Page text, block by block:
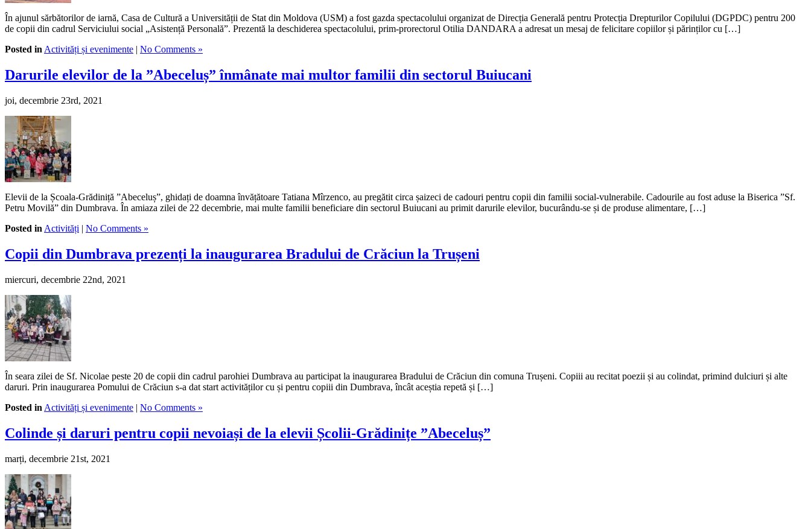
În ajunul sărbătorilor de iarnă, Casa de Cultură a Universității de Stat din Moldova (USM) a fost gazda spectacolului organizat de Direcția Generală pentru Protecția Drepturilor Copilului (DGPDC) pentru 200
de copii din cadrul Serviciului social „Asistență Personală”. Prezentă la deschiderea spectacolului, prim-prorectorul Otilia DANDARA a adresat un mesaj de felicitare copiilor și părinților cu […]
Posted in Activități și evenimente | No Comments »
Darurile elevilor de la ”Abeceluș” înmânate mai multor familii din sectorul Buiucani
joi, decembrie 23rd, 2021
Elevii de la Școala-Grădiniță ”Abeceluș”, ghidați de doamna învățătoare Tatiana Mîrzenco, au pregătit circa șaizeci de cadouri pentru copii din familii social-vulnerabile. Cadourile au fost aduse la Biserica ”Sf.
Petru Movilă” din Dumbrava. În amiaza zilei de 22 decembrie, mai multe familii beneficiare din sectorul Buiucani au primit darurile elevilor, bucurându-se și de produse alimentare, […]
Posted in Activități | No Comments »
Copii din Dumbrava prezenți la inaugurarea Bradului de Crăciun la Trușeni
miercuri, decembrie 22nd, 2021
În seara zilei de Sf. Nicolae peste 20 de copii din cadrul parohiei Dumbrava au participat la inaugurarea Bradului de Crăciun din comuna Trușeni. Copiii au recitat poezii și au colindat, primind dulciuri și alte
daruri. Prin inaugurarea Pomului de Crăciun s-a dat start activităților cu și pentru copiii din Dumbrava, încât aceștia repetă și […]
Posted in Activități și evenimente | No Comments »
Colinde și daruri pentru copii nevoiași de la elevii Școlii-Grădinițe ”Abeceluș”
marți, decembrie 21st, 2021